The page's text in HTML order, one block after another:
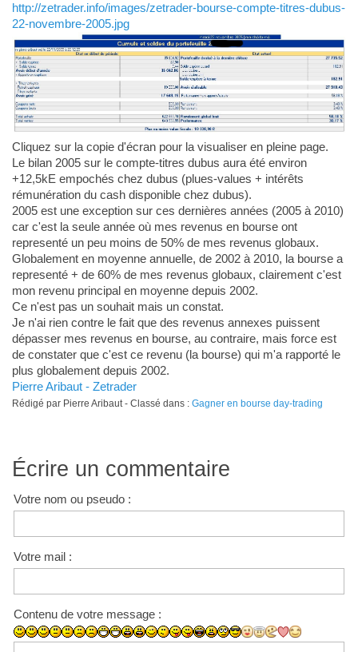
http://zetrader.info/images/zetrader-bourse-compte-titres-dubus-
22-novembre-2005.jpg
Cliquez sur la copie d'écran pour la visualiser en pleine page.
Le bilan 2005 sur le compte-titres dubus aura été environ
+12,5kE empochés chez dubus (plues-values + intérêts
rémunération du cash disponible chez dubus).
2005 est une exception sur ces dernières années (2005 à 2010)
car c'est la seule année où mes revenus en bourse ont
representé un peu moins de 50% de mes revenus globaux.
Globalement en moyenne annuelle, de 2002 à 2010, la bourse a
representé + de 60% de mes revenus globaux, clairement c'est
mon revenu principal en moyenne depuis 2002.
Ce n'est pas un souhait mais un constat.
Je n'ai rien contre le fait que des revenus annexes puissent
dépasser mes revenus en bourse, au contraire, mais force est
de constater que c'est ce revenu (la bourse) qui m'a rapporté le
plus globalement depuis 2002.
Pierre Aribaut - Zetrader
Rédigé par Pierre Aribaut - Classé dans : Gagner en bourse day-trading
Écrire un commentaire
Votre nom ou pseudo :
Votre mail :
Contenu de votre message :